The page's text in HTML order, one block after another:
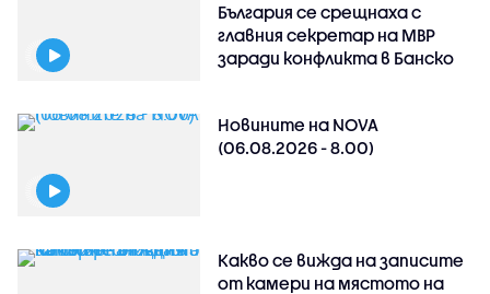
България се срещнаха с
главния секретар на МВР
заради конфликта в Банско
Новините на NOVA
(06.08.2026 - 8.00)
Какво се вижда на записите
от камери на мястото на